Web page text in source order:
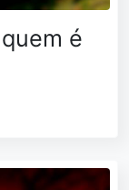
é